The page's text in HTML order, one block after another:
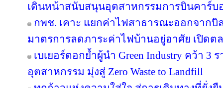
เดินหน้าสนับสนุนอุตสาหกรรมการบินคาร์บ
กพช. เคาะ แยกค่าไฟสาธารณะออกจาก
มาตรการลดภาระค่าไฟบ้านอยู่อาศัย เปิดต
เบเยอร์ตอกย้ำผู้นำ Green Industry คว้า 3
อุตสาหกรรม มุ่งสู่ Zero Waste to Landfill